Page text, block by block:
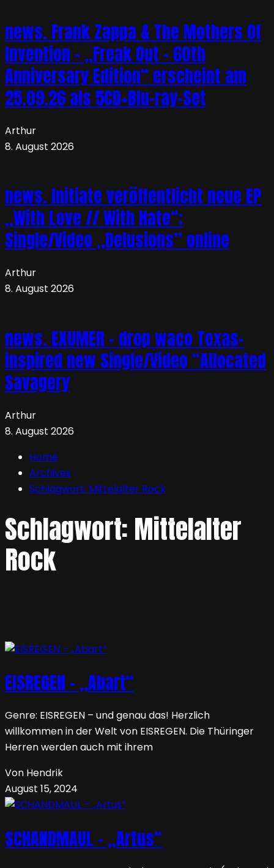
news. Frank Zappa & The Mothers Of
Invention – „Freak Out – 60th
Anniversary Edition“ erscheint am
25.09.26 als 5CD+Blu-ray-Set
Arthur
8. August 2026
news. Initiate veröffentlicht neue EP
„With Love // With Hate“;
Single/Video „Delusions” online
Arthur
8. August 2026
news. EXUMER – drop waco Texas-
inspired new Single/Video “Allocated
Savagery
Arthur
8. August 2026
Home
Archives
Schlagwort: Mittelalter Rock
Schlagwort: Mittelalter
Rock
EISREGEN – „Abart“
Genre: EISREGEN – und genau das! Herzlich
willkommen in der Welt von EISREGEN. Die Thüringer
Herren werden auch mit ihrem
Von Hendrik
August 15, 2024
SCHANDMAUL – „Artus“